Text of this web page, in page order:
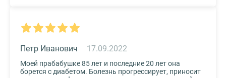
17.09.2022
Петр Иванович
Моей прабабушке 85 лет и последние 20 лет она
борется с диабетом. Болезнь прогрессирует, приносит